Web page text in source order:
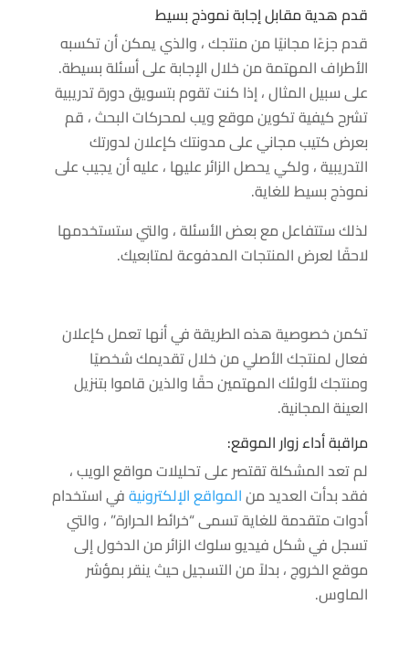
قدم هدية مقابل إجابة نموذج بسيط
قدم جزءًا مجانيًا من منتجك ، والذي يمكن أن تكسبه
الأطراف المهتمة من خلال الإجابة على أسئلة بسيطة.
على سبيل المثال ، إذا كنت تقوم بتسويق دورة تدريبية
تشرح كيفية تكوين موقع ويب لمحركات البحث ، قم
بعرض كتيب مجاني على مدونتك كإعلان لدورتك
التدريبية ، ولكي يحصل الزائر عليها ، عليه أن يجيب على
نموذج بسيط للغاية.
لذلك ستتفاعل مع بعض الأسئلة ، والتي ستستخدمها
لاحقًا لعرض المنتجات المدفوعة لمتابعيك.
تكمن خصوصية هذه الطريقة في أنها تعمل كإعلان
فعال لمنتجك الأصلي من خلال تقديمك شخصيًا
ومنتجك لأولئك المهتمين حقًا والذين قاموا بتنزيل
العينة المجانية.
مراقبة أداء زوار الموقع:
لم تعد المشكلة تقتصر على تحليلات مواقع الويب ،
فقد بدأت العديد منالمواقع الإلكترونيةفي استخدام
أدوات متقدمة للغاية تسمى “خرائط الحرارة” ، والتي
تسجل في شكل فيديو سلوك الزائر من الدخول إلى
موقع الخروج ، بدلاً من التسجيل حيث ينقر بمؤشر
الماوس.